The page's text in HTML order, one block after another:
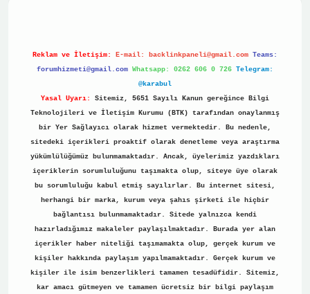
Reklam ve İletişim: E-mail: backlinkpaneli@gmail.com Teams:
forumhizmeti@gmail.com Whatsapp: 0262 606 0 726 Telegram:
@karabul
Yasal Uyarı:
Sitemiz, 5651 Sayılı Kanun gereğince Bilgi
Teknolojileri ve İletişim Kurumu (BTK) tarafından onaylanmış
bir Yer Sağlayıcı olarak hizmet vermektedir. Bu nedenle,
sitedeki içerikleri proaktif olarak denetleme veya araştırma
yükümlülüğümüz bulunmamaktadır. Ancak, üyelerimiz yazdıkları
içeriklerin sorumluluğunu taşımakta olup, siteye üye olarak
bu sorumluluğu kabul etmiş sayılırlar. Bu internet sitesi,
herhangi bir marka, kurum veya şahıs şirketi ile hiçbir
bağlantısı bulunmamaktadır. Sitede yalnızca kendi
hazırladığımız makaleler paylaşılmaktadır. Burada yer alan
içerikler haber niteliği taşımamakta olup, gerçek kurum ve
kişiler hakkında paylaşım yapılmamaktadır. Gerçek kurum ve
kişiler ile isim benzerlikleri tamamen tesadüfidir. Sitemiz,
kar amacı gütmeyen ve tamamen ücretsiz bir bilgi paylaşım